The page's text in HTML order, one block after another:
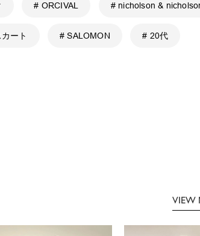
# ORCIVAL # nicholson &
ート # SALOMON # 20代
VIEW